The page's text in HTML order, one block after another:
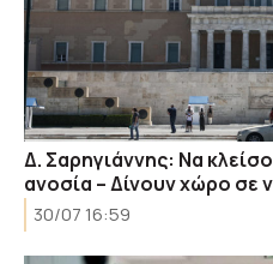
Δ. Σαρηγιάννης: Να
ανοσία – Δίνουν χώρο σε
30/07 16:59